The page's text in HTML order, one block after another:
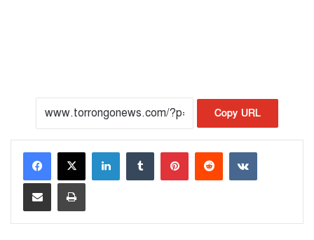
Copy URL
LinkedIn